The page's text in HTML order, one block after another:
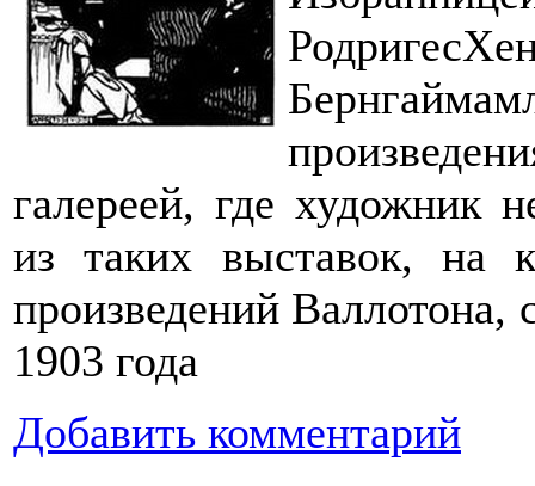
галереей, где художник
из таких выставок, на
произведений Валлотона,
1903 года
Добавить комментарий